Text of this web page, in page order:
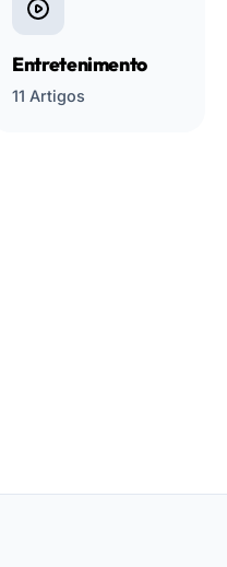
Entretenimento
11 Artigos